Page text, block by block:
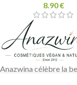
8.90€
Anazwina célèbre la